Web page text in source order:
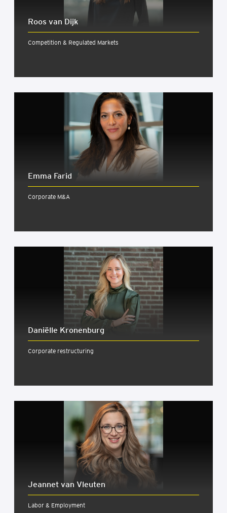
Roos van Dijk
Competition & Regulated Markets
Emma Farid
Corporate M&A
Daniëlle Kronenburg
Corporate restructuring
Jeannet van Vleuten
Labor & Employment